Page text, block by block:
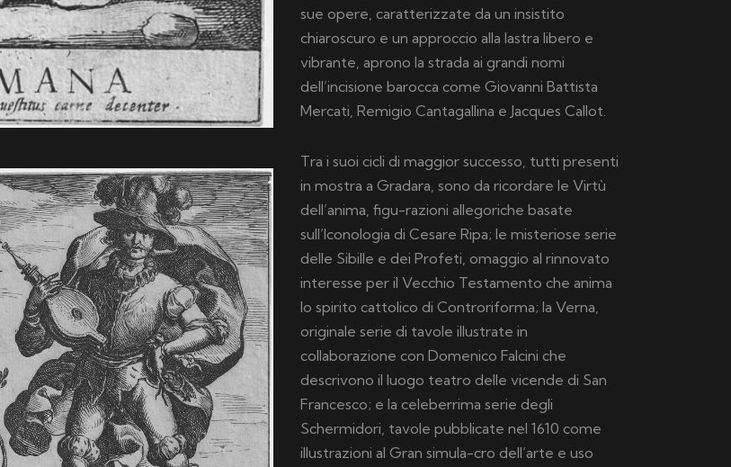
sue opere, caratterizzate da un insistito
chiaroscuro e un approccio alla lastra libero e
vibrante, aprono la strada ai grandi nomi
dell’incisione barocca come Giovanni Battista
Mercati, Remigio Cantagallina e Jacques Callot.
Tra i suoi cicli di maggior successo, tutti presenti
in mostra a Gradara, sono da ricordare le Virtù
dell’anima, figu-razioni allegoriche basate
sull’Iconologia di Cesare Ripa; le misteriose serie
delle Sibille e dei Profeti, omaggio al rinnovato
interesse per il Vecchio Testamento che anima
lo spirito cattolico di Controriforma; la Verna,
originale serie di tavole illustrate in
collaborazione con Domenico Falcini che
descrivono il luogo teatro delle vicende di San
Francesco; e la celeberrima serie degli
Schermidori, tavole pubblicate nel 1610 come
illustrazioni al Gran simula-cro dell’arte e uso